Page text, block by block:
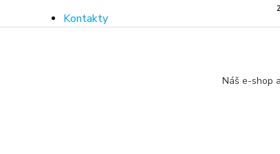
Kontakty
Náš e-shop